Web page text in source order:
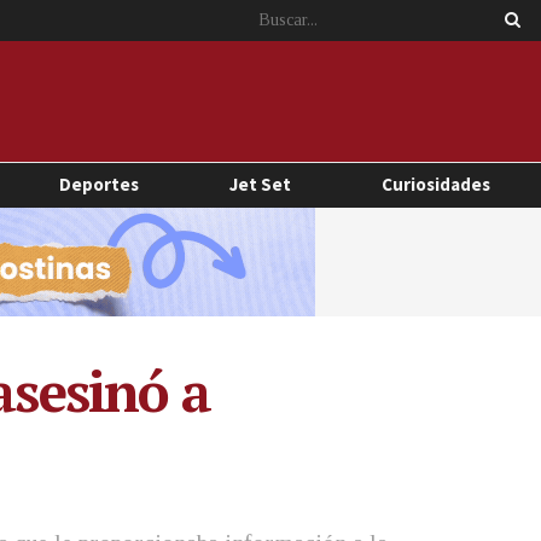
Deportes Jet Set Curiosidades
a